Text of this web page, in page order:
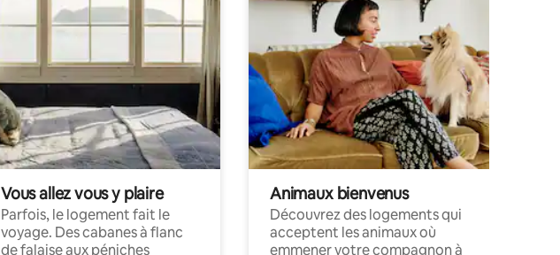
Vous allez vous y plaire
Parfois, le logement fait le
voyage. Des cabanes à flanc
de falaise aux péniches
Animaux bienvenus
Découvrez des logements qui
acceptent les animaux où
emmener votre compagnon à